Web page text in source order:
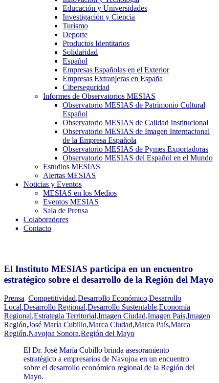
Educación y Universidades
Investigación y Ciencia
Turismo
Deporte
Productos Identitarios
Solidaridad
Español
Empresas Españolas en el Exterior
Empresas Extranjeras en España
Ciberseguridad
Informes de Observatorios MESIAS
Observatorio MESIAS de Patrimonio Cultural
Español
Observatorio MESIAS de Calidad Institucional
Observatorio MESIAS de Imagen Internacional
de la Empresa Española
Observatorio MESIAS de Pymes Exportadoras
Observatorio MESIAS del Español en el Mundo
Estudios MESIAS
Alertas MESIAS
Noticias y Eventos
MESIAS en los Medios
Eventos MESIAS
Sala de Prensa
Colaboradores
Contacto
El Instituto MESIAS participa en un encuentro
estratégico sobre el desarrollo de la Región del Mayo
Prensa Competitividad,Desarrollo Económico,Desarrollo
Local,Desarrollo Regional,Desarrollo Sustentable,Economía
Regional,Estrategia Territorial,Imagen Ciudad,Imagen País,Imagen
Región,José María Cubillo,Marca Ciudad,Marca País,Marca
Región,Navojoa Sonora,Región del Mayo
El Dr. José María Cubillo brinda asesoramiento
estratégico a empresarios de Navojoa en un encuentro
sobre el desarrollo económico regional de la Región del
Mayo.